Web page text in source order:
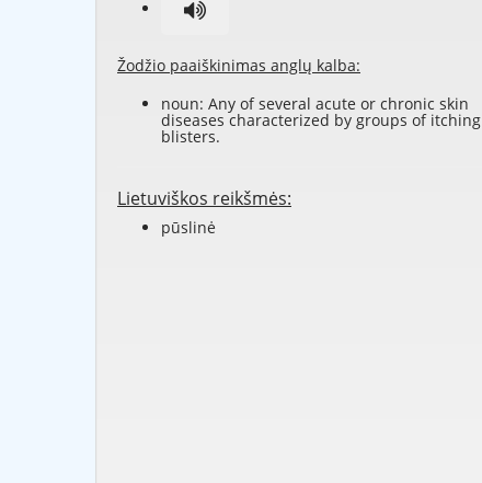
Žodžio paaiškinimas anglų kalba:
noun: Any of several acute or chronic skin
diseases characterized by groups of itching
blisters.
Lietuviškos reikšmės:
pūslinė